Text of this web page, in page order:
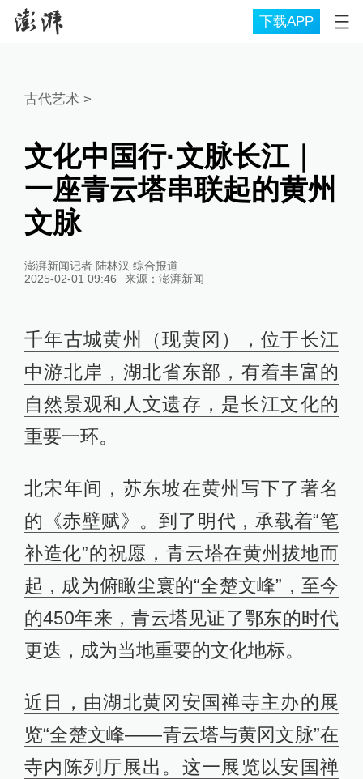
下载APP
古代艺术>
文化中国行·文脉长江｜
一座青云塔串联起的黄州
文脉
澎湃新闻记者 陆林汉 综合报道
2025-02-01 09:46
来源： 澎湃新闻
千年古城黄州（现黄冈），位于长江
中游北岸，湖北省东部，有着丰富的
自然景观和人文遗存，是长江文化的
重要一环。
北宋年间，苏东坡在黄州写下了著名
的《赤壁赋》。到了明代，承载着“笔
补造化”的祝愿，青云塔在黄州拔地而
起，成为俯瞰尘寰的“全楚文峰”，至今
的450年来，青云塔见证了鄂东的时代
更迭，成为当地重要的文化地标。
近日，由湖北黄冈安国禅寺主办的展
览“全楚文峰——青云塔与黄冈文脉”在
寺内陈列厅展出。这一展览以安国禅